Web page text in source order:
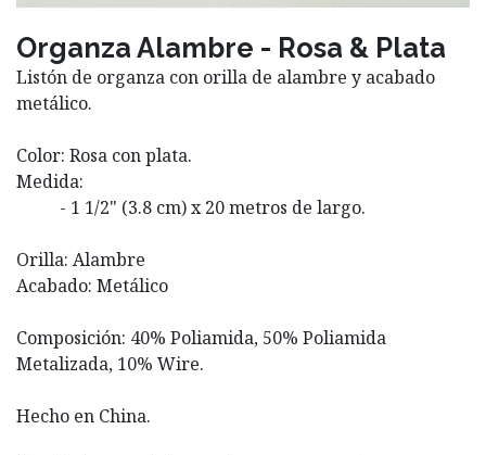
Organza Alambre - Rosa & Plata
Listón de organza con orilla de alambre y acabado
metálico.
Color: Rosa con plata.
Medida:
- 1 1/2" (3.8 cm) x 20 metros de largo.
Orilla: Alambre
Acabado: Metálico
Composición: 40% Poliamida, 50% Poliamida
Metalizada, 10% Wire.
Hecho en China.